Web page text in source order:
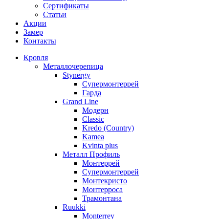
Сертификаты
Статьи
Акции
Замер
Контакты
Кровля
Металлочерепица
Stynergy
Супермонтеррей
Гарда
Grand Line
Модерн
Classic
Kredo (Country)
Kamea
Kvinta plus
Металл Профиль
Монтеррей
Супермонтеррей
Монтекристо
Монтерроса
Трамонтана
Ruukki
Monterrey